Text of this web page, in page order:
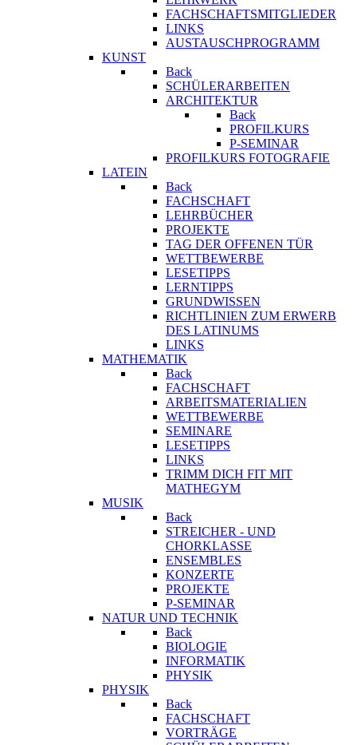
FACHSCHAFTSMITGLIEDER
LINKS
AUSTAUSCHPROGRAMM
KUNST
Back
SCHÜLERARBEITEN
ARCHITEKTUR
Back
PROFILKURS
P-SEMINAR
PROFILKURS FOTOGRAFIE
LATEIN
Back
FACHSCHAFT
LEHRBÜCHER
PROJEKTE
TAG DER OFFENEN TÜR
WETTBEWERBE
LESETIPPS
LERNTIPPS
GRUNDWISSEN
RICHTLINIEN ZUM ERWERB
DES LATINUMS
LINKS
MATHEMATIK
Back
FACHSCHAFT
ARBEITSMATERIALIEN
WETTBEWERBE
SEMINARE
LESETIPPS
LINKS
TRIMM DICH FIT MIT
MATHEGYM
MUSIK
Back
STREICHER - UND
CHORKLASSE
ENSEMBLES
KONZERTE
PROJEKTE
P-SEMINAR
NATUR UND TECHNIK
Back
BIOLOGIE
INFORMATIK
PHYSIK
PHYSIK
Back
FACHSCHAFT
VORTRÄGE